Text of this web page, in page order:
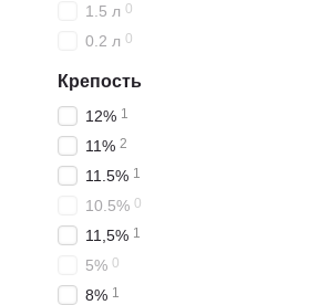
1.5 л 0
0.2 л 0
Крепость
12% 1
11% 2
11.5% 1
10.5% 0
11,5% 1
5% 0
8% 1